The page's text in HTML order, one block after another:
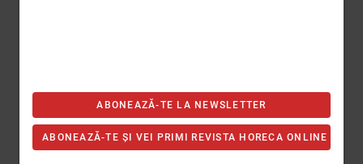
ABONEAZĂ-TE LA NEWSLETTER
ABONEAZĂ-TE ȘI VEI PRIMI REVISTA HORECA ONLINE